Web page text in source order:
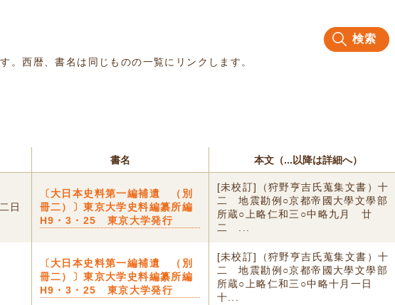
検索
。西暦、書名は同じものの一覧にリンクします。
書名 本文（...以降は詳細へ）
日
〔大日本史料第一編補遺 （別
冊二）〕東京大学史料編纂所編
H9・3・25 東京大学発行
[未校訂]（狩野亨吉氏蒐集文書）十
二 地震勘例○京都帝國大學文學部
所蔵○上略仁和三○中略九月 廿
二 ...
〔大日本史料第一編補遺 （別
冊二）〕東京大学史料編纂所編
H9・3・25 東京大学発行
[未校訂]（狩野亨吉氏蒐集文書）十
二 地震勘例○京都帝國大學文學部
所蔵○上略仁和三○中略十月一日
十...